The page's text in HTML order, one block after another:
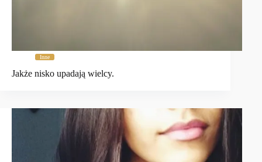
Inne
Jakże nisko upadają wielcy.